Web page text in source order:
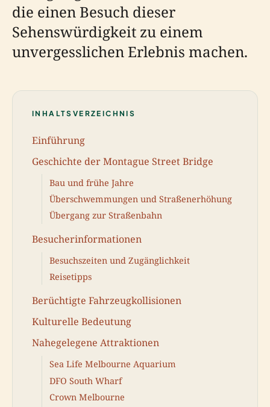
die einen Besuch dieser
Sehenswürdigkeit zu einem
unvergesslichen Erlebnis machen.
INHALTSVERZEICHNIS
Einführung
Geschichte der Montague Street Bridge
Bau und frühe Jahre
Überschwemmungen und Straßenerhöhung
Übergang zur Straßenbahn
Besucherinformationen
Besuchszeiten und Zugänglichkeit
Reisetipps
Berüchtigte Fahrzeugkollisionen
Kulturelle Bedeutung
Nahegelegene Attraktionen
Sea Life Melbourne Aquarium
DFO South Wharf
Crown Melbourne